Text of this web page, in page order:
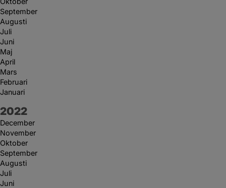
September
Augusti
Juli
Juni
Maj
April
Mars
Februari
Januari
År:
2022
December
November
Oktober
September
Augusti
Juli
Juni